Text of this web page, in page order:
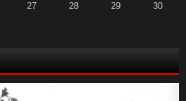
27 28 29
30